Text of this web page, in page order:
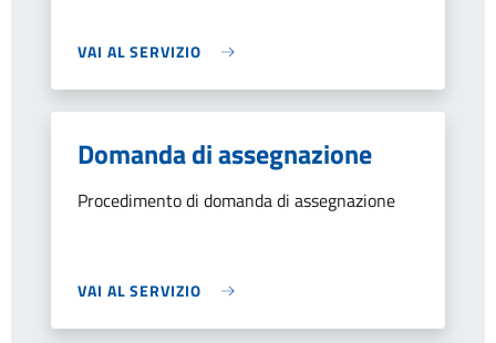
VAI AL SERVIZIO
Domanda di assegnazione
Procedimento di domanda di assegnazione
VAI AL SERVIZIO